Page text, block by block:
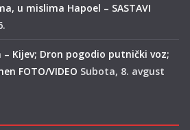
u mislima Hapoel – SASTAVI
Kijev; Dron pogodio putnički voz;
FOTO/VIDEO Subota, 8. avgust